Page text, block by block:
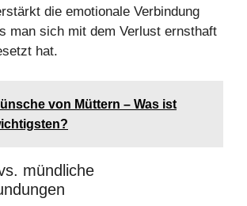
die emotionale Verbindung
man sich mit dem Verlust ernsthaft
hat.
von Müttern – Was ist
mündliche